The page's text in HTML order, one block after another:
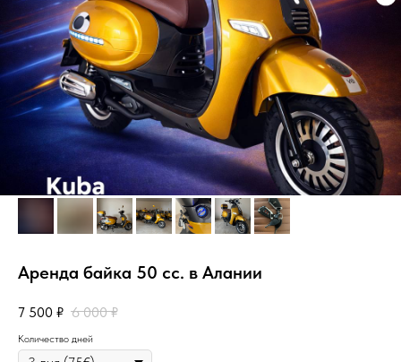
Аренда байка 50 сс. в Алании
7 500 ₽ 6 000 ₽
Количество дней